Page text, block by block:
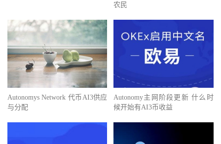
农民
Autonomys Network 代币AI3供应
与分配
Autonomy主网阶段更新 什么时
候开始有AI3币收益